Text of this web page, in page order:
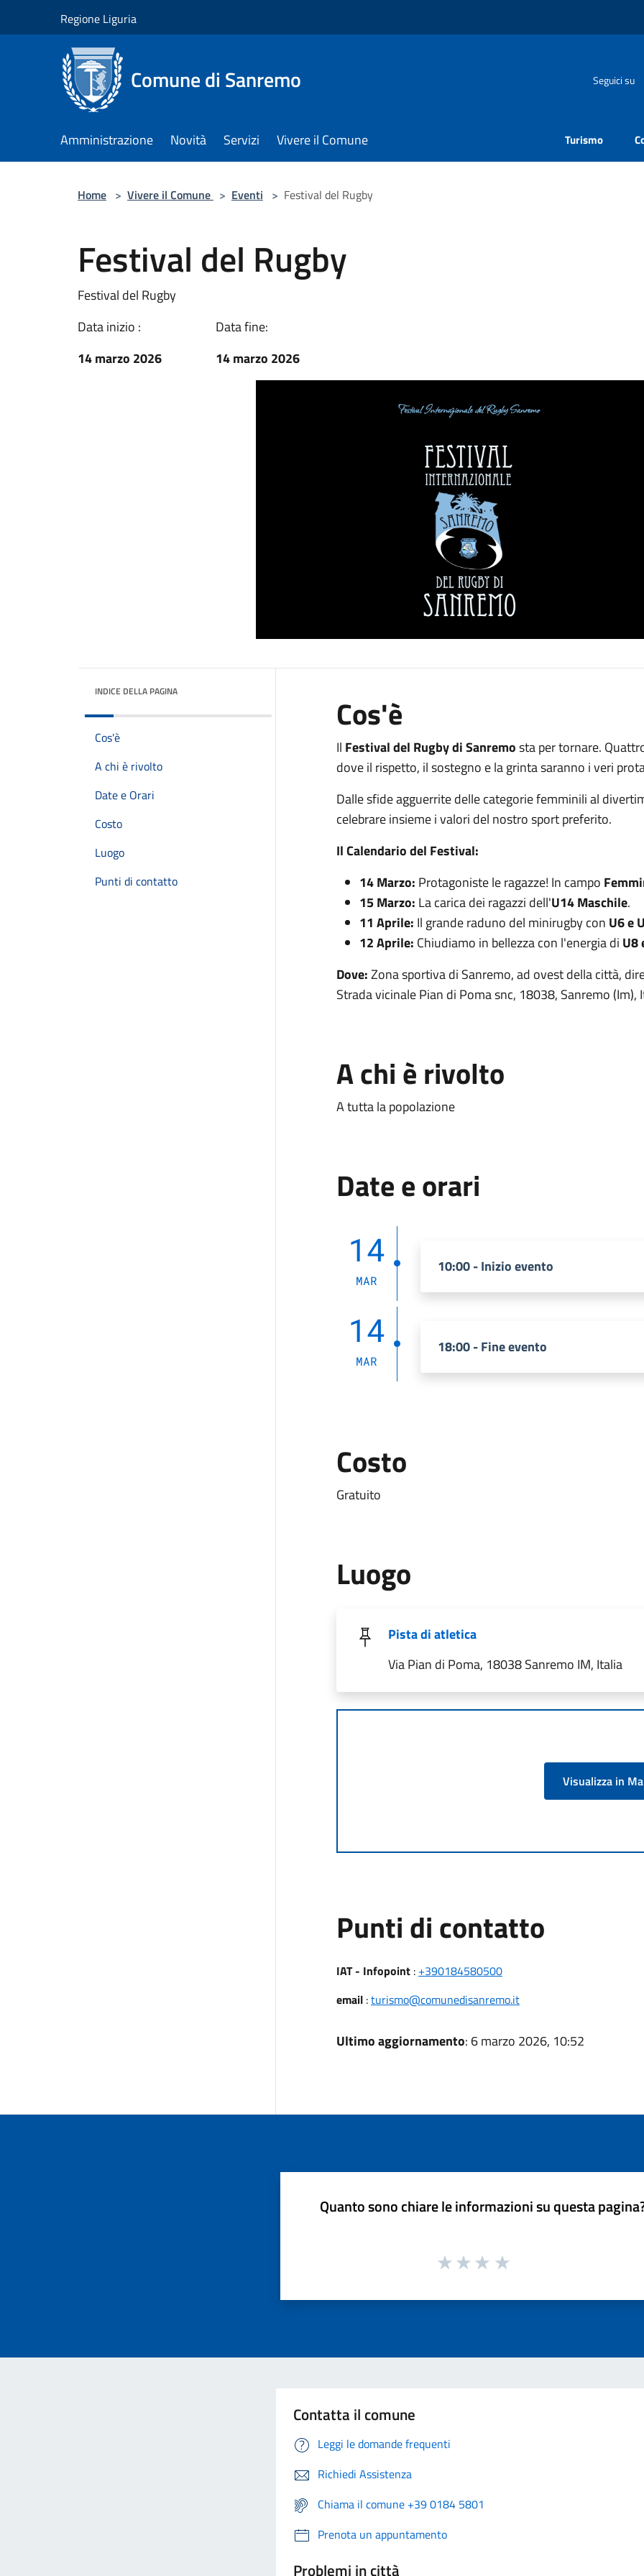
Regione Liguria
Comune di Sanremo Seguici su
Amministrazione Novità Servizi Vivere il Comune Turismo
Home > Vivere il Comune > Eventi > Festival del Rugby
Festival del Rugby
Festival del Rugby
Data inizio :
14 marzo 2026
Data fine:
14 marzo 2026
INDICE DELLA PAGINA
Cos'è
A chi è rivolto
Date e Orari
Costo
Luogo
Punti di contatto
Cos'è
Il Festival del Rugby di Sanremosta per tornare.
dove il rispetto, il sostegno e la grinta saranno i veri
Dalle sfide agguerrite delle categorie femminili al
celebrare insieme i valori del nostro sport preferito.
Il Calendario del Festival:
14 Marzo: Protagoniste le ragazze! In campo
15 Marzo: La carica dei ragazzi dell'U14 Maschile.
11 Aprile: Il grande raduno del minirugby con U6 e
12 Aprile: Chiudiamo in bellezza con l'energia di U8
Dove:Zona sportiva di Sanremo, ad ovest della città,
Strada vicinale Pian di Poma snc, 18038, Sanremo (Im),
A chi è rivolto
A tutta la popolazione
Date e orari
14
MAR
10:00 - Inizio evento
14
MAR
18:00 - Fine evento
Costo
Gratuito
Luogo
Pista di atletica
Via Pian di Poma, 18038 Sanremo IM, Italia
Visualizza in
Punti di contatto
IAT - Infopoint: +390184580500
email:turismo@comunedisanremo.it
Ultimo aggiornamento: 6 marzo 2026, 10:52
Quanto sono chiare le informazioni su questa
Contatta il comune
Leggi le domande frequenti
Richiedi Assistenza
Chiama il comune +39 0184 5801
Prenota un appuntamento
Problemi in città